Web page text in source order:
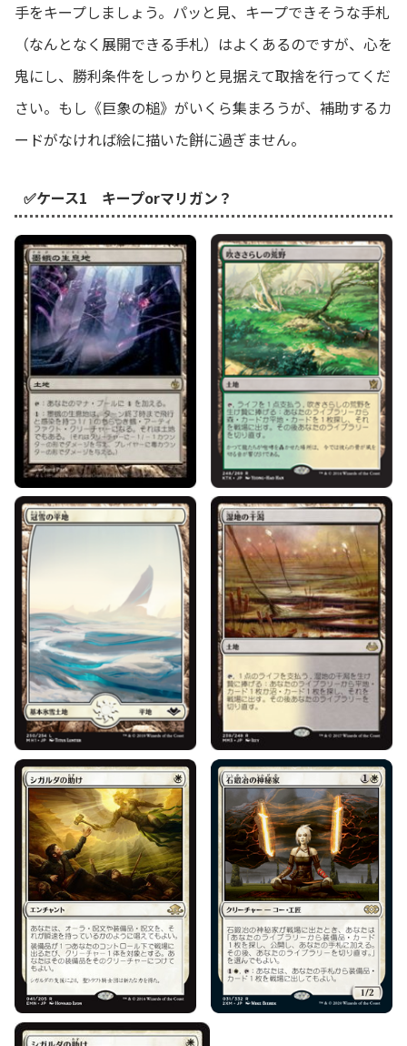
手をキープしましょう。パッと見、キープできそうな手札
（なんとなく展開できる手札）はよくあるのですが、心を
鬼にし、勝利条件をしっかりと見据えて取捨を行ってくだ
さい。もし《巨象の槌》がいくら集まろうが、補助するカ
ードがなければ絵に描いた餅に過ぎません。
✅ケース1 キープorマリガン？